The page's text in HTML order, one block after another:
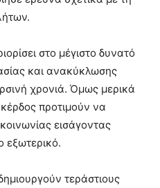
στο μέγιστο δυνατό
και ανακύκλωσης
χρονιά. Όμως μερικά
προτιμούν να
εισάγοντας
τεράστιους